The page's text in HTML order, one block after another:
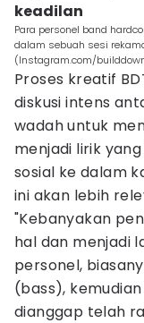
keadilan
Para personel band
dalam sebuah sesi
(Instagram.com/
Proses kreatif
diskusi intens
wadah untuk
menjadi lirik
sosial ke dalam
ini akan lebih
"Kebanyakan
hal dan menjadi
personel,
(bass),
dianggap telah